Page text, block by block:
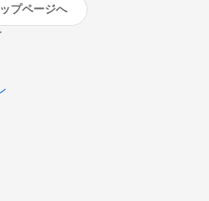
ップページへ